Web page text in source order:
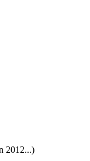
2012...)